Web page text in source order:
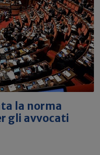
la norma
gli avvocati